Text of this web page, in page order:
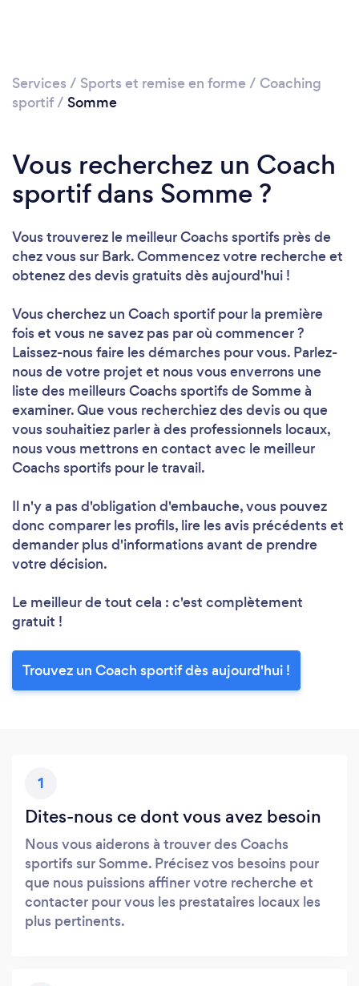
Services / Sports et remise en forme / Coaching
sportif/ Somme
Vous recherchez un Coach
sportif dans Somme ?
Vous trouverez le meilleur Coachs sportifs près de
chez vous sur Bark. Commencez votre recherche et
obtenez des devis gratuits dès aujourd'hui !
Vous cherchez un Coach sportif pour la première
fois et vous ne savez pas par où commencer ?
Laissez-nous faire les démarches pour vous. Parlez-
nous de votre projet et nous vous enverrons une
liste des meilleurs Coachs sportifs de Somme à
examiner. Que vous recherchiez des devis ou que
vous souhaitiez parler à des professionnels locaux,
nous vous mettrons en contact avec le meilleur
Coachs sportifs pour le travail.
Il n'y a pas d'obligation d'embauche, vous pouvez
donc comparer les profils, lire les avis précédents et
demander plus d'informations avant de prendre
votre décision.
Le meilleur de tout cela : c'est complètement
gratuit !
Trouvez un Coach sportif dès aujourd'hui !
1
Dites-nous ce dont vous avez besoin
Nous vous aiderons à trouver des Coachs
sportifs sur Somme. Précisez vos besoins pour
que nous puissions affiner votre recherche et
contacter pour vous les prestataires locaux les
plus pertinents.